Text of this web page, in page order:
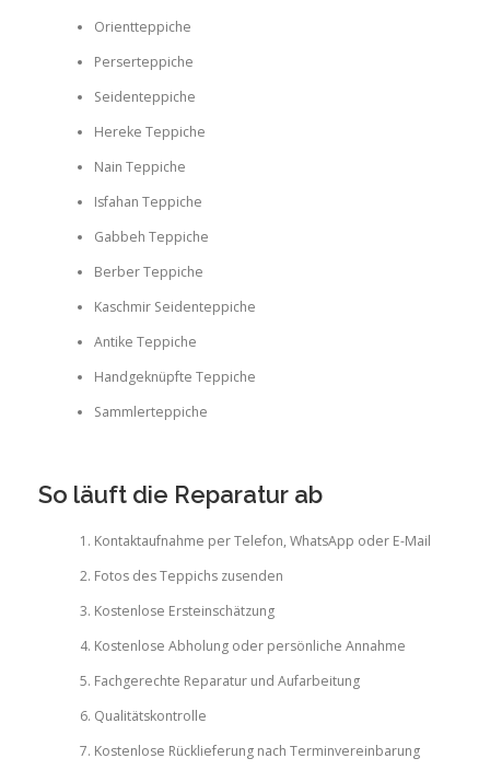
Orientteppiche
Perserteppiche
Seidenteppiche
Hereke Teppiche
Nain Teppiche
Isfahan Teppiche
Gabbeh Teppiche
Berber Teppiche
Kaschmir Seidenteppiche
Antike Teppiche
Handgeknüpfte Teppiche
Sammlerteppiche
So läuft die Reparatur ab
Kontaktaufnahme per Telefon, WhatsApp oder E-Mail
Fotos des Teppichs zusenden
Kostenlose Ersteinschätzung
Kostenlose Abholung oder persönliche Annahme
Fachgerechte Reparatur und Aufarbeitung
Qualitätskontrolle
Kostenlose Rücklieferung nach Terminvereinbarung